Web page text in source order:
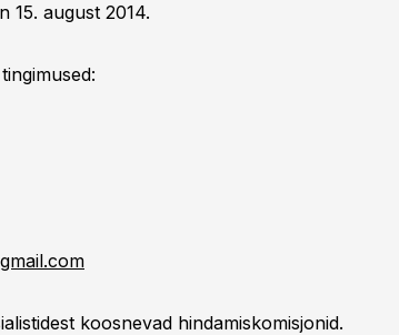
15. august 2014.
koosnevad hindamiskomisjonid.